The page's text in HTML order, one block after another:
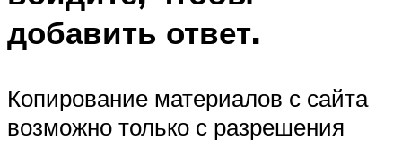
добавить ответ.
Копирование материалов с сайта
возможно только с разрешения